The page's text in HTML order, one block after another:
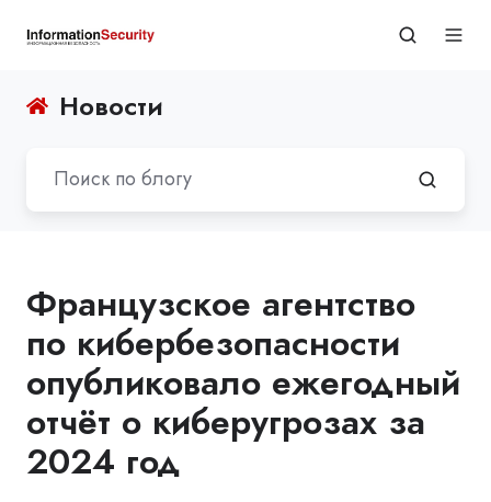
Новости
Французское агентство
по кибербезопасности
опубликовало ежегодный
отчёт о киберугрозах за
2024 год